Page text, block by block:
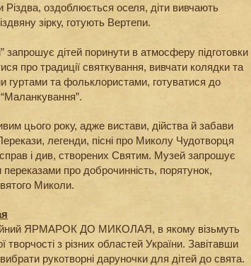
Різдва, оздоблюється оселя, діти вивчають
зірку, готують Вертепи.
запрошує дітей поринути в атмосферу підготовки
про традиції святкування, вивчати колядки та
гуртами та фольклористами, готуватися до
цього року, адже вистави, дійства й забави
легенди, пісні про Миколу Чудотворця
і див, створених Святим. Музей запрошує
переказами про доброчинність, порятунок,
Миколи.
ЯРМАРОК ДО МИКОЛАЯ, в якому візьмуть
творчості з різних областей України. Завітавши
рукотворні даруночки для дітей до свята.